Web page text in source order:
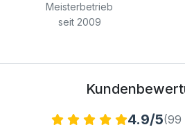
Meisterbetrieb
seit 2009
4.9/5(99